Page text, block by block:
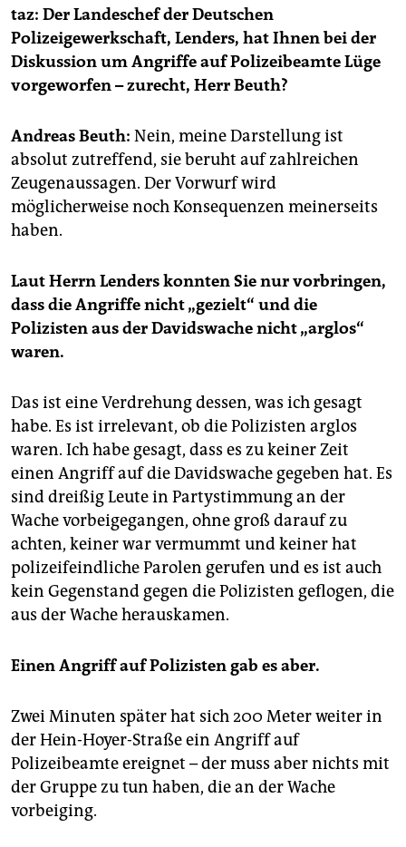
unterstützen
abo
genossenschaft
taz: Der Landeschef der Deutschen
Polizeigewerkschaft, Lenders, hat Ihnen bei der
Diskussion um Angriffe auf Polizeibeamte Lüge
vorgeworfen – zurecht, Herr Beuth?
Andreas Beuth: Nein, meine Darstellung ist
absolut zutreffend, sie beruht auf zahlreichen
Zeugenaussagen. Der Vorwurf wird
möglicherweise noch Konsequenzen meinerseits
haben.
Laut Herrn Lenders konnten Sie nur vorbringen,
dass die Angriffe nicht „gezielt“ und die
Polizisten aus der Davidswache nicht „arglos“
waren.
Das ist eine Verdrehung dessen, was ich gesagt
habe. Es ist irrelevant, ob die Polizisten arglos
waren. Ich habe gesagt, dass es zu keiner Zeit
einen Angriff auf die Davidswache gegeben hat. Es
sind dreißig Leute in Partystimmung an der
Wache vorbeigegangen, ohne groß darauf zu
achten, keiner war vermummt und keiner hat
polizeifeindliche Parolen gerufen und es ist auch
kein Gegenstand gegen die Polizisten geflogen, die
aus der Wache herauskamen.
Einen Angriff auf Polizisten gab es aber.
Zwei Minuten später hat sich 200 Meter weiter in
der Hein-Hoyer-Straße ein Angriff auf
Polizeibeamte ereignet – der muss aber nichts mit
der Gruppe zu tun haben, die an der Wache
vorbeiging.